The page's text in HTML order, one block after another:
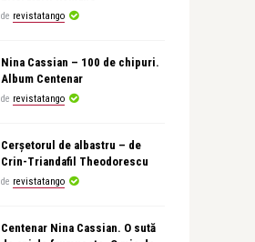
de revistatango
Nina Cassian – 100 de chipuri.
Album Centenar
de revistatango
Cerșetorul de albastru – de
Crin-Triandafil Theodorescu
de revistatango
Centenar Nina Cassian. O sută